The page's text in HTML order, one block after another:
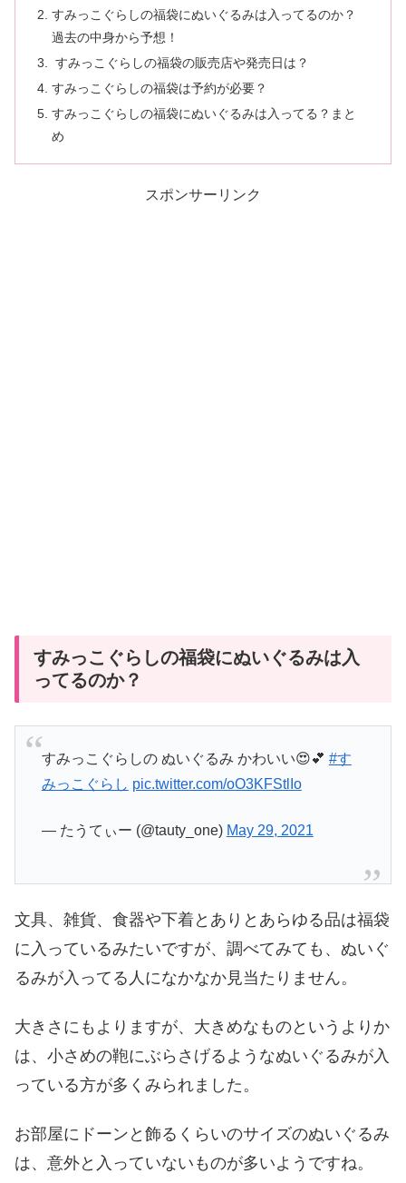
すみっこぐらしの福袋にぬいぐるみは入ってるのか？
過去の中身から予想！
すみっこぐらしの福袋の販売店や発売日は？
すみっこぐらしの福袋は予約が必要？
すみっこぐらしの福袋にぬいぐるみは入ってる？まと
め
スポンサーリンク
すみっこぐらしの福袋にぬいぐるみは入
ってるのか？
すみっこぐらしの ぬいぐるみ かわいい😍💕 #す
みっこぐらし pic.twitter.com/oO3KFStlIo
— たうてぃー (@tauty_one) May 29, 2021
文具、雑貨、食器や下着とありとあらゆる品は福袋
に入っているみたいですが、 調べてみても、ぬいぐ
るみが入ってる人になかなか見当たりません。
大きさにもよりますが、大きめなものというよりか
は、小さめの鞄にぶらさげるようなぬいぐるみが入
っている方が多くみられました。
お部屋にドーンと飾るくらいのサイズのぬいぐるみ
は、意外と入っていないものが多いようですね。